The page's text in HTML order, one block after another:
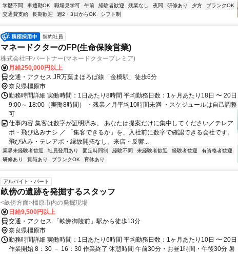
学歴不問
車通勤OK 職場見学可 午前 経験者歓迎 残業なし 夜間 研修あり 夕方
ブランクOK
交通費支給
長期歓迎 週2・3日からOK シフト制
契約社員
マネードクターのFP(生命保険営業)
株式会社FPパートナー(マネードクタープレミア)
月給250,000円以上
交通・アクセス JR万葉まほろば線「金橋駅」徒歩6分
奈良県橿原市
勤務時間詳細 実働時間：1日あたり8時間 平均勤務日数：1ヶ月あたり18日 〜 20日
9:00～ 18:00（実働8時間） ・残業／月平均10時間未満 ・スケジュールは自己調整
可
仕事内容 集客は数字が証明済み。 あなたは提案だけに集中してください／テレア
ポ・飛び込みナシ ／ 「集客できるか」を、入社前に数字で確認できる会社です。
飛び込み・テレアポ・縁故開拓なし。来店・反響...
業界未経験者歓迎 社員登用あり 固定時間制 経験不問 未経験者歓迎 経験者歓迎
有資格者歓迎
研修あり
賞与あり ブランクOK 育休あり
アルバイト・パート
畝傍の遺跡を発掘するスタッフ
<畝傍方面>橿原市内の発掘現場
日給9,500円以上
交通・アクセス 「畝傍御陵前」駅から徒歩13分
奈良県橿原市
勤務時間詳細 実働時間：1日あたり6時間 平均勤務日数：1ヶ月あたり10日 〜 20日
作業開始 8：30 － 16：30 作業終了 休憩時間 午前30分・お昼1時間・午後30分 暑